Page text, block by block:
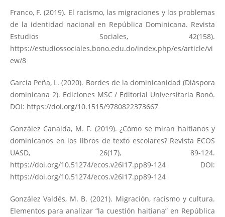
Franco, F. (2019). El racismo, las migraciones y los problemas
de la identidad nacional en República Dominicana. Revista
Estudios Sociales, 42(158).
https://estudiossociales.bono.edu.do/index.php/es/article/vi
ew/8
García Peña, L. (2020). Bordes de la dominicanidad (Diáspora
dominicana 2). Ediciones MSC / Editorial Universitaria Bonó.
DOI: https://doi.org/10.1515/9780822373667
González Canalda, M. F. (2019). ¿Cómo se miran haitianos y
dominicanos en los libros de texto escolares? Revista ECOS
UASD, 26(17), 89-124.
https://doi.org/10.51274/ecos.v26i17.pp89-124DOI:
https://doi.org/10.51274/ecos.v26i17.pp89-124
González Valdés, M. B. (2021). Migración, racismo y cultura.
Elementos para analizar “la cuestión haitiana” en República